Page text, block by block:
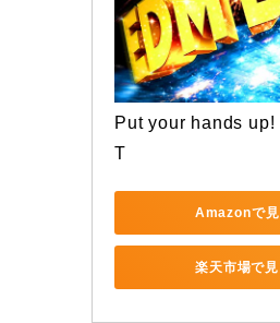
Put your hands up!
T
Amazonで見
楽天市場で見